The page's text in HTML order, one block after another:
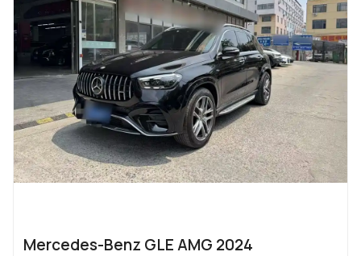
Mercedes-Benz GLE AMG 2024